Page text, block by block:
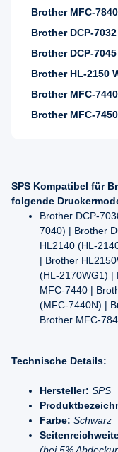
Brother MFC-
Brother DCP-7032
Brother DCP-
Brother HL-2150
Brother MFC-7440
Brother MFC-7450
SPS Kompatibel für
folgende
Brother DCP-
7040) | Brother
HL2140 (HL-
| Brother
(HL-2170WG1) |
MFC-7440 |
(MFC-7440N) |
Brother MFC-
Technische Details:
Hersteller: SPS
Farbe: Schwarz